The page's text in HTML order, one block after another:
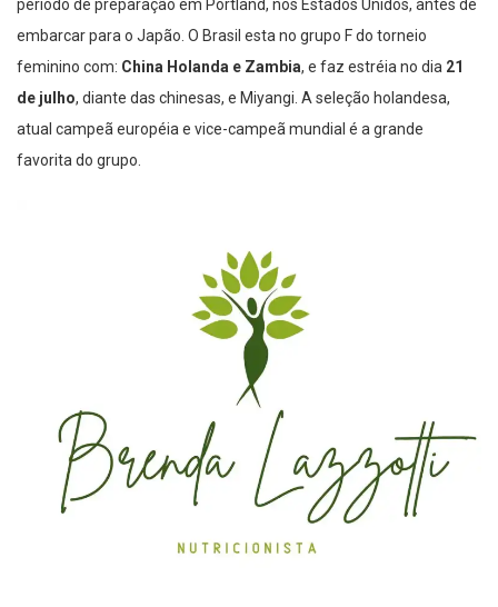
período de preparação em Portland, nos Estados Unidos, antes de
embarcar para o Japão. O Brasil esta no grupo F do torneio
feminino com: China Holanda e Zambia, e faz estréia no dia 21
de julho, diante das chinesas, e Miyangi. A seleção holandesa,
atual campeã européia e vice-campeã mundial é a grande
favorita do grupo.